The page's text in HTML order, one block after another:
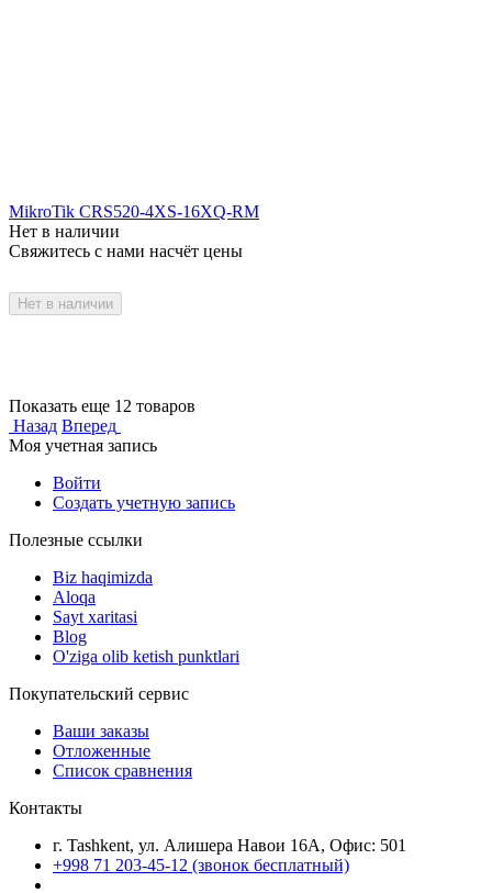
MikroTik CRS520-4XS-16XQ-RM
Нет в наличии
Свяжитесь с нами насчёт цены
Нет в наличии
Показать еще 12 товаров
Назад Вперед
Моя учетная запись
Войти
Создать учетную запись
Полезные ссылки
Biz haqimizda
Aloqa
Sayt xaritasi
Blog
O'ziga olib ketish punktlari
Покупательский сервис
Ваши заказы
Отложенные
Список сравнения
Контакты
г. Tashkent, ул. Алишера Навои 16А, Офис: 501
+998 71 203-45-12 (звонок бесплатный)